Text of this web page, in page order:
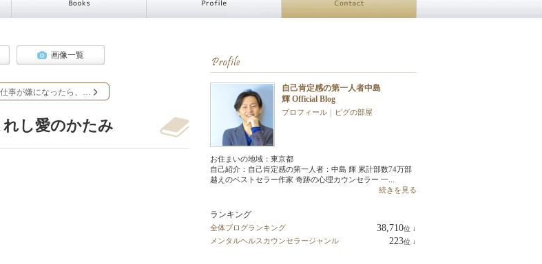
画像一覧
仕事が嫌になったら、…
し愛のかたみ
自己肯定感の第一人者中島
輝 Official Blog
プロフィール ｜ ピグの部屋
お住まいの地域： 東京都
自己紹介：自己肯定感の第一人者：中島 輝 累計部数74万部
越えのベストセラー作家 奇跡の心理カウンセラー 一...
続きを見る
ランキング
全体ブログランキング 38,710位 ↓
メンタルヘルスカウンセラージャンル 223位 ↓